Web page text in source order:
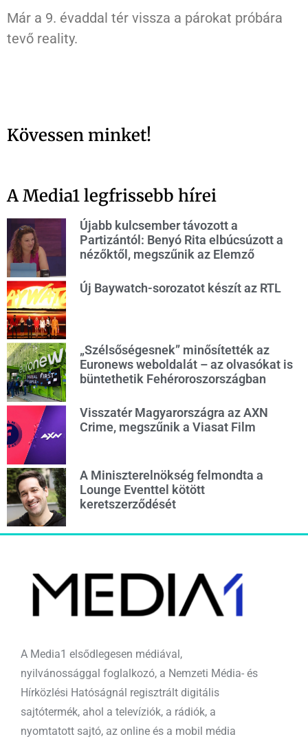
Már a 9. évaddal tér vissza a párokat próbára
tevő reality.
Kövessen minket!
A Media1 legfrissebb hírei
Újabb kulcsember távozott a
Partizántól: Benyó Rita elbúcsúzott a
nézőktől, megszűnik az Elemző
Új Baywatch-sorozatot készít az RTL
„Szélsőségesnek” minősítették az
Euronews weboldalát – az olvasókat is
büntethetik Fehéroroszországban
Visszatér Magyarországra az AXN
Crime, megszűnik a Viasat Film
A Miniszterelnökség felmondta a
Lounge Eventtel kötött
keretszerződését
A Media1 elsődlegesen médiával,
nyilvánossággal foglalkozó, a Nemzeti Média- és
Hírközlési Hatóságnál regisztrált digitális
sajtótermék, ahol a televíziók, a rádiók, a
nyomtatott sajtó, az online és a mobil média